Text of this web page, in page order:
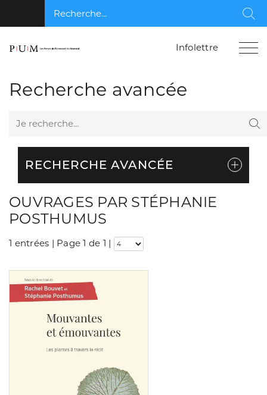
Recherche...
Infolettre
Recherche avancée
Je recherche...
RECHERCHE AVANCÉE
OUVRAGES PAR STÉPHANIE
POSTHUMUS
1 entrées | Page 1 de 1 |